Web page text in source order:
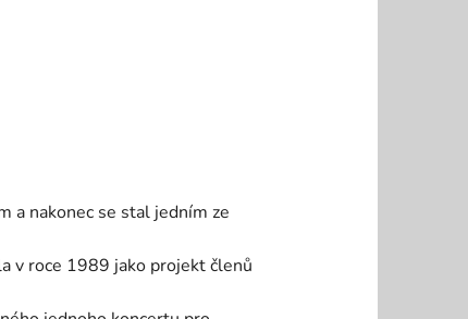
a nakonec se stal jedním ze
v roce 1989 jako projekt členů